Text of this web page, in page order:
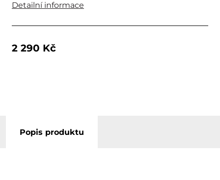
Detailní informace
2 290 Kč
Popis produktu